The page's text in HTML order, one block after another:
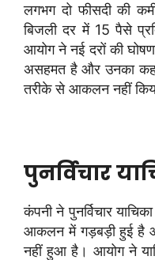
लगभग दो फीसदी की
बिजली दर में 15 पैसे
आयोग ने नई दरों की
असहमत है और उनका
तरीके से आकलन नहीं
पुनर्विचार
कंपनी ने पुनर्विचार
आकलन में गड़बड़ी हुई है
नहीं हुआ है। आयोग ने